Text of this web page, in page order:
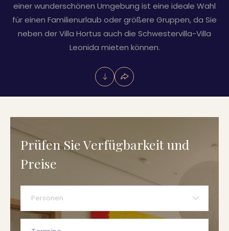
einer wunderschönen Umgebung ist eine ideale Wahl
für einen Familienurlaub oder größere Gruppen, da Sie
neben der Villa Hortus auch die Schwestervilla-Villa
Leonida mieten können.
Prüfen Sie Verfügbarkeit und
Preise
Personen